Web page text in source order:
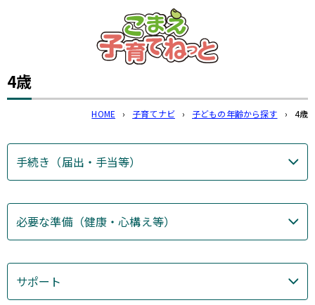
このページの本文へ
4歳
HOME › 子育てナビ › 子どもの年齢から探す › 4歳
手続き（届出・手当等）
必要な準備（健康・心構え等）
サポート